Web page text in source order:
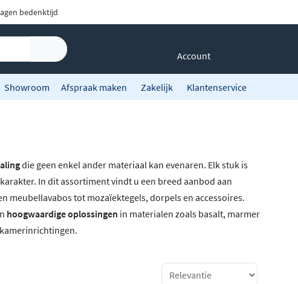
bedenktijd
Account
Showroom Afspraak maken Zakelijk Klantenservice
die geen enkel ander materiaal kan evenaren. Elk stuk is
In dit assortiment vindt u een breed aanbod aan
meubellavabos tot mozaïektegels, dorpels en accessoires.
hoogwaardige oplossingen in materialen zoals basalt, marmer